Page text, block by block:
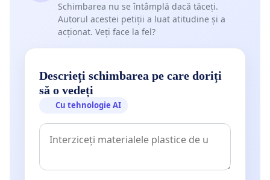
Schimbarea nu se întâmplă dacă tăceți.
Autorul acestei petiții a luat atitudine și a
acționat. Veți face la fel?
Descrieți schimbarea pe care doriți
să o vedeți
Cu tehnologie AI